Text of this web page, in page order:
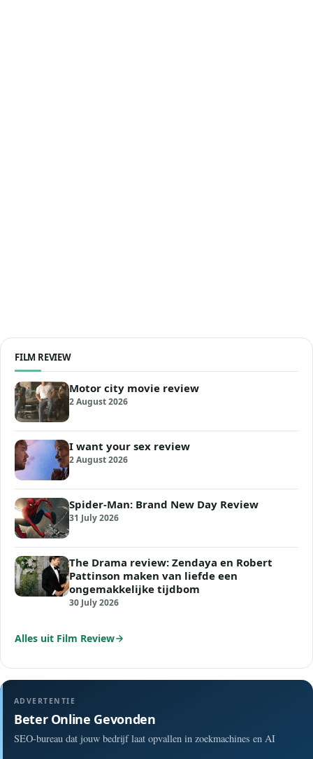
FILM REVIEW
Motor city movie review
2 August 2026
I want your sex review
2 August 2026
Spider-Man: Brand New Day Review
31 July 2026
The Drama review: Zendaya en Robert
Pattinson maken van liefde een
ongemakkelijke tijdbom
30 July 2026
Alles uit Film Review
ADVERTENTIE
Beter Online Gevonden
SEO-bureau dat jouw bedrijf laat opvallen in zoekmachines en AI